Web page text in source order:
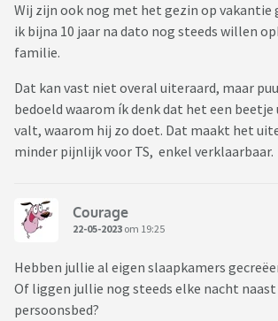
Wij zijn ook nog met het gezin op vakantie
ik bijna 10 jaar na dato nog steeds willen
familie.
Dat kan vast niet overal uiteraard, maar
bedoeld waarom ík denk dat het een
valt, waarom hij zo doet. Dat maakt het
minder pijnlijk voor TS, enkel verklaarbaar.
Courage
22-05-2023 om 19:25
Hebben jullie al eigen slaapkamers
Of liggen jullie nog steeds elke nacht
persoonsbed?